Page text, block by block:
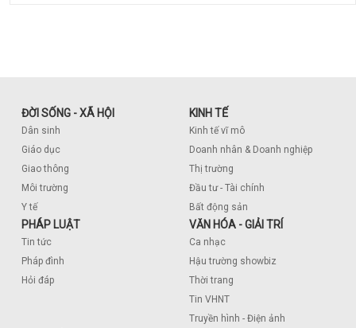
ĐỜI SỐNG - XÃ HỘI
Dân sinh
Giáo dục
Giao thông
Môi trường
Y tế
KINH TẾ
Kinh tế vĩ mô
Doanh nhân & Doanh nghiệp
Thị trường
Đầu tư - Tài chính
Bất động sản
PHÁP LUẬT
Tin tức
Pháp đình
Hỏi đáp
VĂN HÓA - GIẢI TRÍ
Ca nhạc
Hậu trường showbiz
Thời trang
Tin VHNT
Truyền hình - Điện ảnh